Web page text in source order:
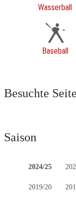
Wasserball
Baseball
Besuchte
Saison
2024/25
2019/20